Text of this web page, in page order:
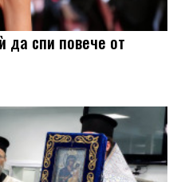
да спи повече от